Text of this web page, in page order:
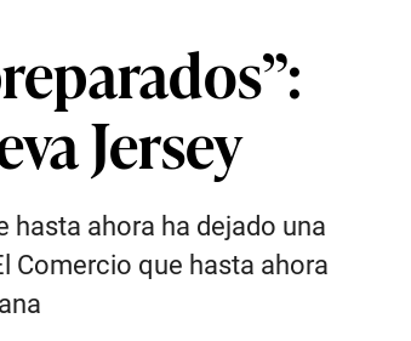
Jersey
ahora ha dejado una
Comercio que hasta ahora